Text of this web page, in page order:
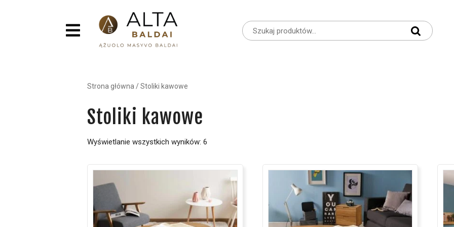
Strona główna /Stoliki kawowe
Stoliki kawowe
Wyświetlanie wszystkich wyników: 6